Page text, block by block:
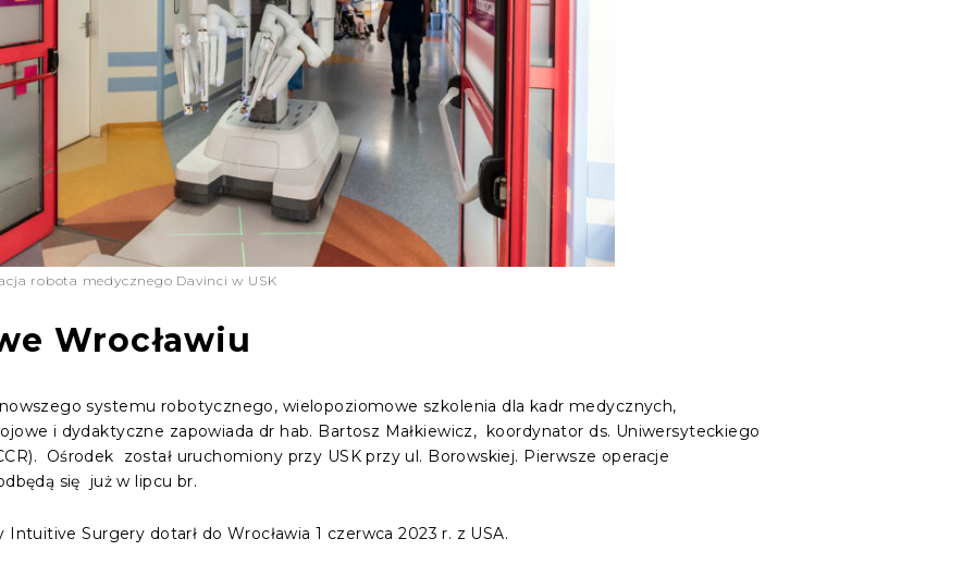
robota medycznego Davinci w USK
Wrocławiu
systemu robotycznego, wielopoziomowe szkolenia dla kadr medycznych,
i dydaktyczne zapowiada dr hab. Bartosz Małkiewicz, koordynator ds. Uniwersyteckiego
Ośrodek został uruchomiony przy USK przy ul. Borowskiej. Pierwsze operacje
się już w lipcu br.
Surgery dotarł do Wrocławia 1 czerwca 2023 r. z USA.